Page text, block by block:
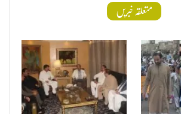
متعلقہ خبریں